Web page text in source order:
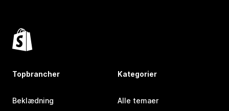
Topbrancher
Beklædning
Kategorier
Alle temaer